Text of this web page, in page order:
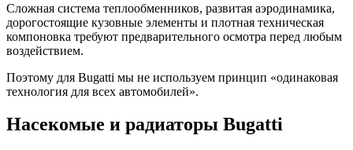
Сложная система теплообменников, развитая аэродинамика,
дорогостоящие кузовные элементы и плотная техническая
компоновка требуют предварительного осмотра перед любым
воздействием.
Поэтому для Bugatti мы не используем принцип «одинаковая
технология для всех автомобилей».
Насекомые и радиаторы Bugatti